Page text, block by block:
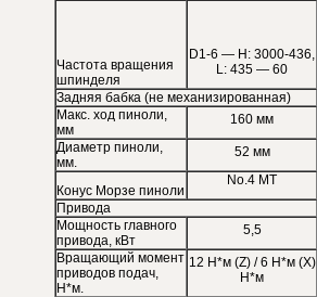
Частота вращения
шпинделя
D1-6 — H: 3000-436,
L: 435 — 60
Задняя бабка (не механизированная)
Макс. ход пиноли,
мм
160 мм
Диаметр пиноли,
мм.
52 мм
Конус Морзе пиноли
No.4 MT
Привода
Мощность главного
привода, кВт
5,5
Вращающий момент
приводов подач,
Н*м.
12 Н*м (Z) / 6 Н*м (X)
Н*м